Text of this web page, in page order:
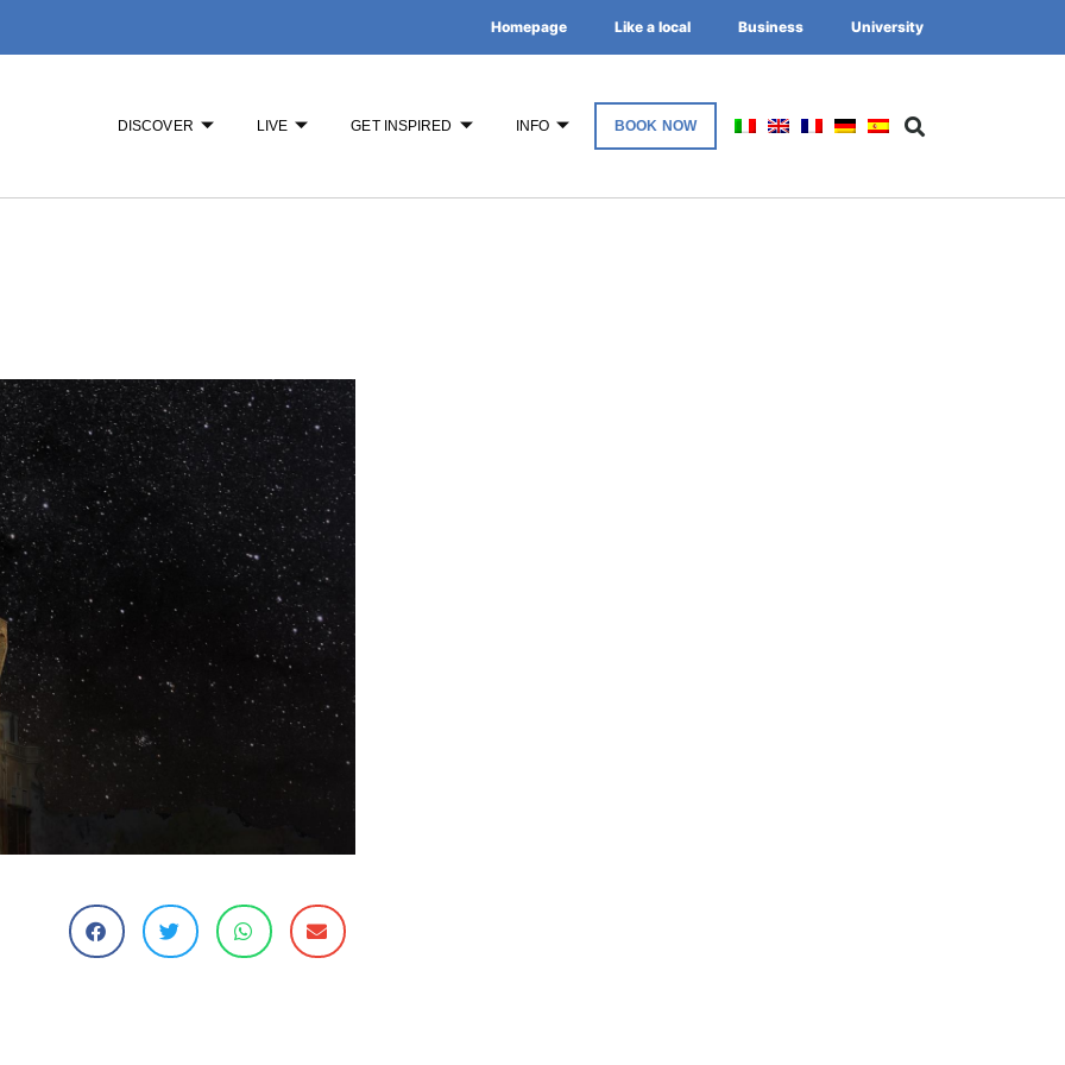
Homepage Like a local Business University
DISCOVER LIVE GET INSPIRED INFO BOOK NOW